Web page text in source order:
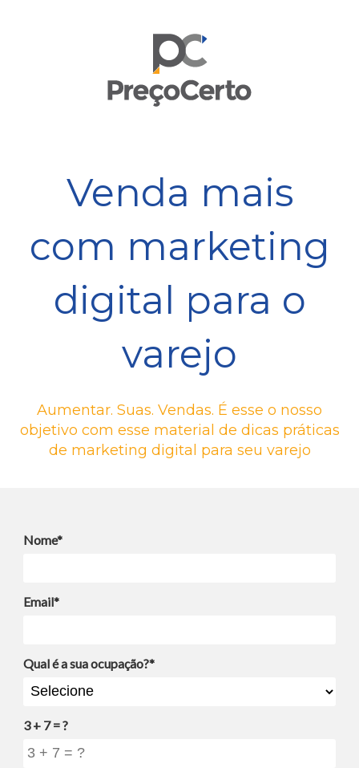
Venda mais
com marketing
digital para o
varejo
Aumentar. Suas. Vendas. É esse o nosso
objetivo com esse material de dicas práticas
de marketing digital para seu varejo
Nome*
Email*
Qual é a sua ocupação?*
3 + 7 = ?